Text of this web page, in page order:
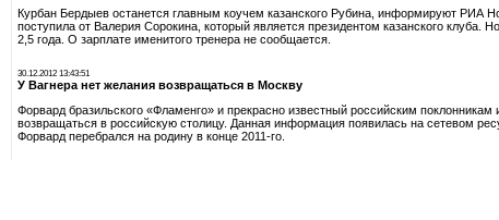
Курбан Бердыев останется главным коучем казанского Рубина, информируют РИА
поступила от Валерия Сорокина, который является президентом казанского клуба.
2,5 года. О зарплате именитого тренера не сообщается.
30.12.2012 13:43:51
У Вагнера нет желания возвращаться в Москву
Форвард бразильского «Фламенго» и прекрасно известный российским поклонникам
возвращаться в российскую столицу. Данная информация появилась на сетевом
Форвард перебрался на родину в конце 2011-го.